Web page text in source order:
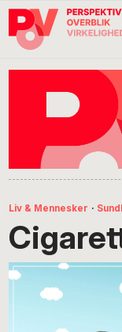
Gå
direkte
Skip
indhold
Gå
direkte
Liv & Mennesker ·